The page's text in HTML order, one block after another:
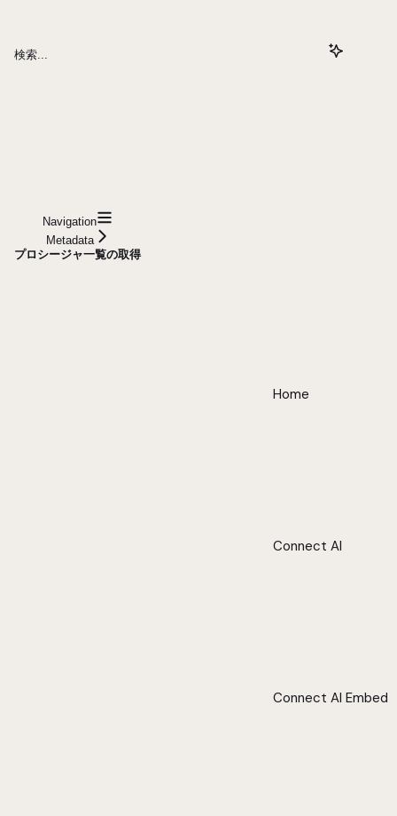
検索...
Navigation
Metadata
プロシージャ一覧の取得
Home
Connect AI
Connect AI Embed